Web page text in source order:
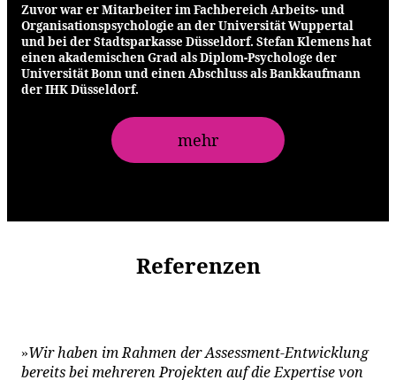
Zuvor war er Mitarbeiter im Fachbereich Arbeits- und
Organisationspsychologie an der Universität Wuppertal
und bei der Stadtsparkasse Düsseldorf. Stefan Klemens hat
einen akademischen Grad als Diplom-Psychologe der
Universität Bonn und einen Abschluss als Bankkaufmann
der IHK Düsseldorf.
mehr
Referenzen
»Wir haben im Rahmen der Assessment-Entwicklung
bereits bei mehreren Projekten auf die Expertise von